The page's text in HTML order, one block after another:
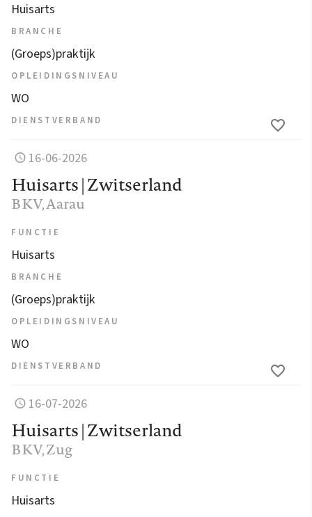
Huisarts
BRANCHE
(Groeps)praktijk
OPLEIDINGSNIVEAU
WO
DIENSTVERBAND
16-06-2026
Huisarts | Zwitserland
BKV, Aarau
FUNCTIE
Huisarts
BRANCHE
(Groeps)praktijk
OPLEIDINGSNIVEAU
WO
DIENSTVERBAND
16-07-2026
Huisarts | Zwitserland
BKV, Zug
FUNCTIE
Huisarts